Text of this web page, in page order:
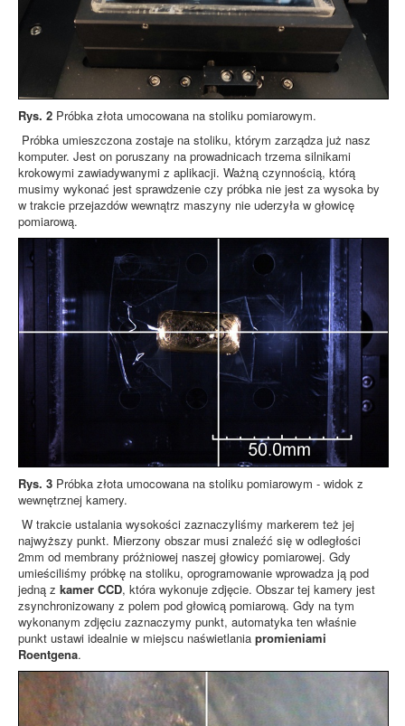
Rys. 2 Próbka złota umocowana na stoliku pomiarowym.
Próbka umieszczona zostaje na stoliku, którym zarządza już nasz
komputer. Jest on poruszany na prowadnicach trzema silnikami
krokowymi zawiadywanymi z aplikacji. Ważną czynnością, którą
musimy wykonać jest sprawdzenie czy próbka nie jest za wysoka by
w trakcie przejazdów wewnątrz maszyny nie uderzyła w głowicę
pomiarową.
Rys. 3 Próbka złota umocowana na stoliku pomiarowym - widok z
wewnętrznej kamery.
W trakcie ustalania wysokości zaznaczyliśmy markerem też jej
najwyższy punkt. Mierzony obszar musi znaleźć się w odległości
2mm od membrany próżniowej naszej głowicy pomiarowej. Gdy
umieściliśmy próbkę na stoliku, oprogramowanie wprowadza ją pod
jedną z kamer CCD, która wykonuje zdjęcie. Obszar tej kamery jest
zsynchronizowany z polem pod głowicą pomiarową. Gdy na tym
wykonanym zdjęciu zaznaczymy punkt, automatyka ten właśnie
punkt ustawi idealnie w miejscu naświetlania promieniami
Roentgena.